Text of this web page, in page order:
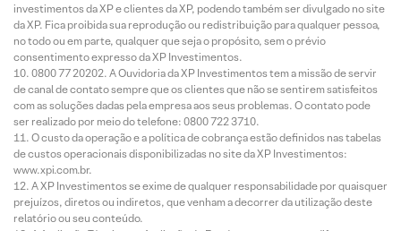
investimentos da XP e clientes da XP, podendo também ser divulgado no site
da XP. Fica proibida sua reprodução ou redistribuição para qualquer pessoa,
no todo ou em parte, qualquer que seja o propósito, sem o prévio
consentimento expresso da XP Investimentos.
0800 77 20202. A Ouvidoria da XP Investimentos tem a missão de servir
de canal de contato sempre que os clientes que não se sentirem satisfeitos
com as soluções dadas pela empresa aos seus problemas. O contato pode
ser realizado por meio do telefone: 0800 722 3710.
O custo da operação e a política de cobrança estão definidos nas tabelas
de custos operacionais disponibilizadas no site da XP Investimentos:
www.xpi.com.br.
A XP Investimentos se exime de qualquer responsabilidade por quaisquer
prejuízos, diretos ou indiretos, que venham a decorrer da utilização deste
relatório ou seu conteúdo.